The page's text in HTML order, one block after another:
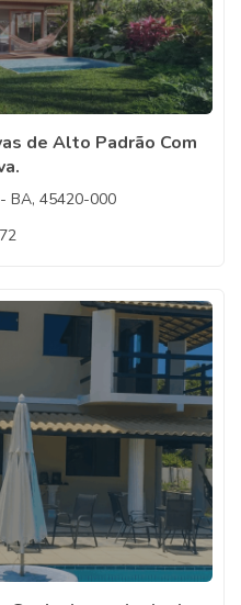
de Alto Padrão Com
BA, 45420-000